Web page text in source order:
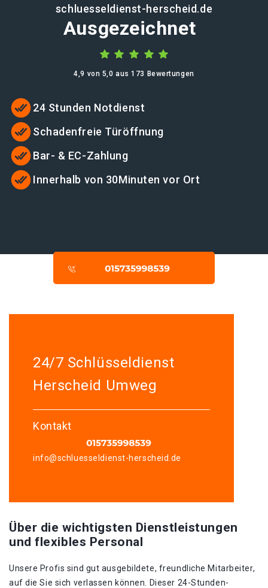
schluesseldienst-herscheid.de
Ausgezeichnet
4,9 von 5,0 aus 173 Bewertungen
24 Stunden Notdienst
Schadenfreie Türöffnung
Bar- & EC-Zahlung
Innerhalb von 30Minuten vor Ort
24/7 Schlüsseldienst
Herscheid Umweg
Kontakt
info@schluesseldienst-herscheid.de
Über die wichtigsten Dienstleistungen
und flexibles Personal
Unsere Profis sind gut ausgebildete, freundliche Mitarbeiter,
auf die Sie sich verlassen können. Dieser 24-Stunden-